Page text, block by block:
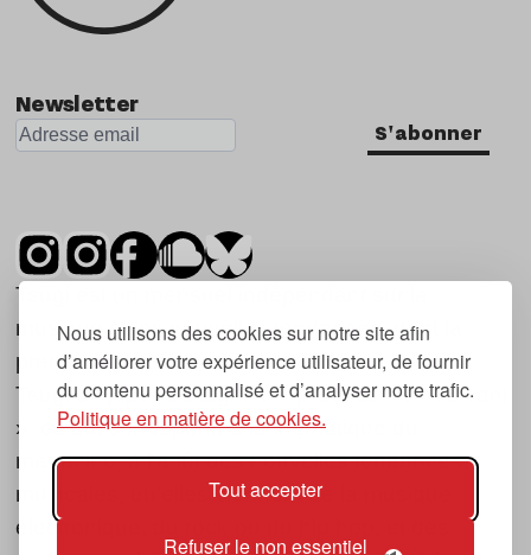
Nous utilisons des cookies sur notre site afin
d’améliorer votre expérience utilisateur, de fournir
du contenu personnalisé et d’analyser notre trafic.
Politique en matière de cookies.
Tout accepter
Refuser le non essentiel
Newsletter
S'abonner
Tsugi est un mensuel indépendant sur la
musique et les nouvelles tendances, dont la
première parution date de 2007.
Tsugi en japonais signifie « prochain », « suivant
», ce qui correspond à la thématique du
magazine, à l’affût des nouvelles tendances
musicales, qu’elles viennent de la musique
électronique, du rock ou du hip hop, et des